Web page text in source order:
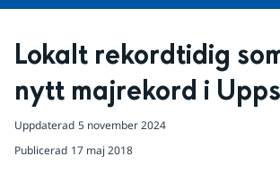
Lokalt rekordtidig
nytt majrekord i
Uppdaterad 5 november 2024
Publicerad 17 maj 2018